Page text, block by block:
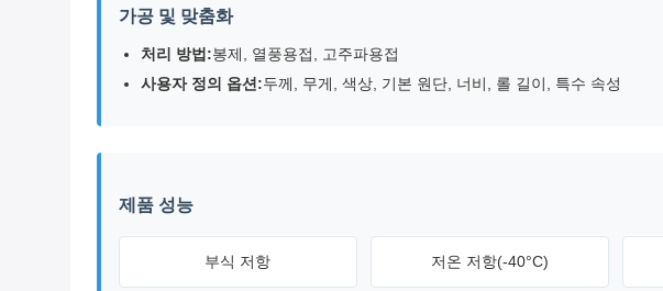
가공 및 맞춤화
처리 방법:봉제, 열풍용접, 고주파용접
사용자 정의 옵션:두께, 무게, 색상, 기본 원단, 너비, 롤 길이, 특수 속성
제품 성능
부식 저항 저온 저항(-40°C)